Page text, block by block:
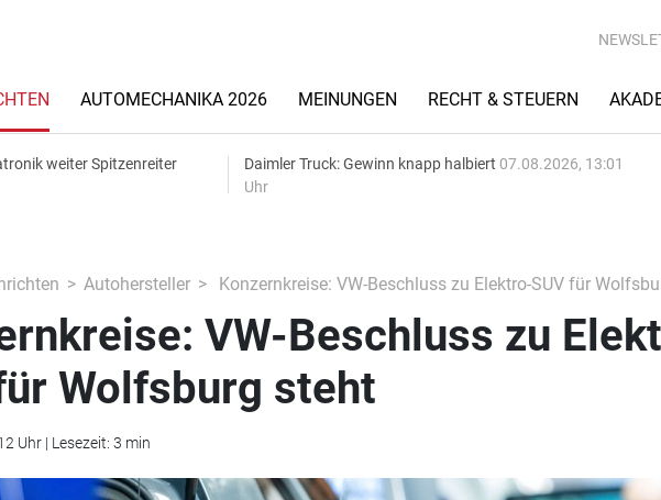
AUTOMECHANIKA 2026 MEINUNGEN RECHT & STEUERN
weiter Spitzenreiter
Daimler Truck: Gewinn knapp halbiert 07.08.2026, 13:01
Uhr
Autohersteller Konzernkreise: VW-Beschluss zu Elektro-SUV für
VW-Beschluss zu
Wolfsburg steht
Uhr | Lesezeit: 3 min